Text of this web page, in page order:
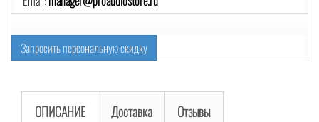
Запросить персональную скидку
ОПИСАНИЕ Доставка Отзывы